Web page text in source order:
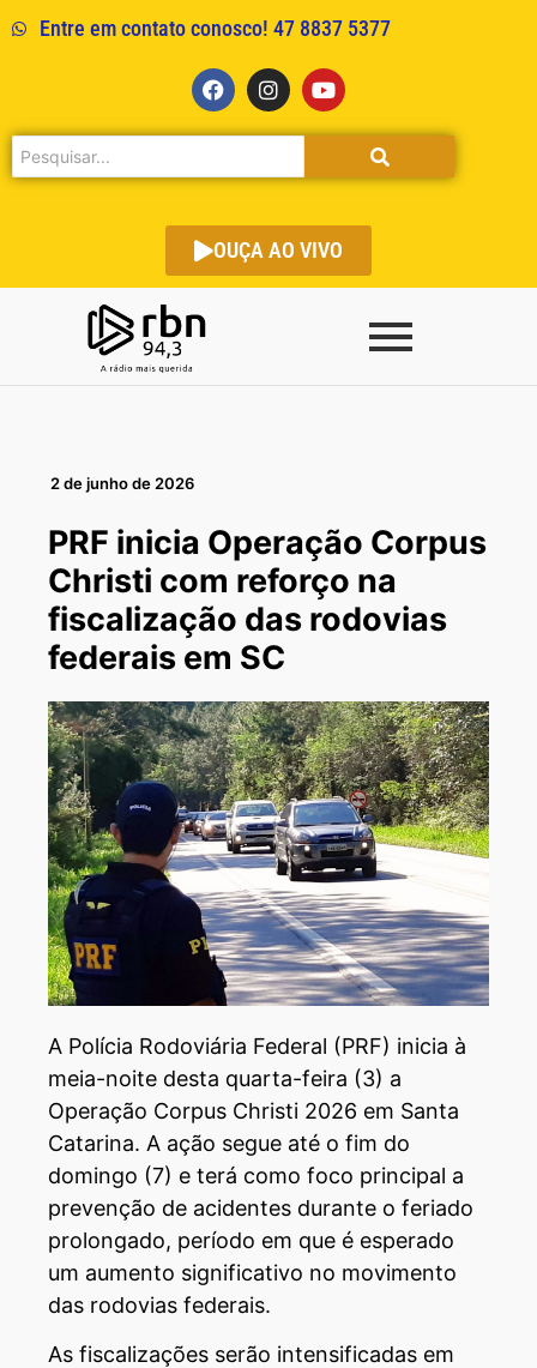
Entre em contato conosco! 47 8837 5377
OUÇA AO VIVO
2 de junho de 2026
PRF inicia Operação Corpus
Christi com reforço na
fiscalização das rodovias
federais em SC
A Polícia Rodoviária Federal (PRF) inicia à
meia-noite desta quarta-feira (3) a
Operação Corpus Christi 2026 em Santa
Catarina. A ação segue até o fim do
domingo (7) e terá como foco principal a
prevenção de acidentes durante o feriado
prolongado, período em que é esperado
um aumento significativo no movimento
das rodovias federais.
As fiscalizações serão intensificadas em